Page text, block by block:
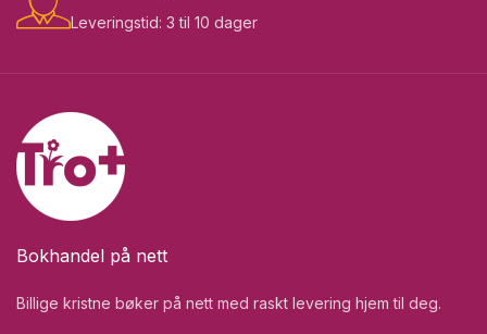
Leveringstid: 3 til 10 dager
Bokhandel på nett
Billige kristne bøker på nett med raskt levering hjem til deg.